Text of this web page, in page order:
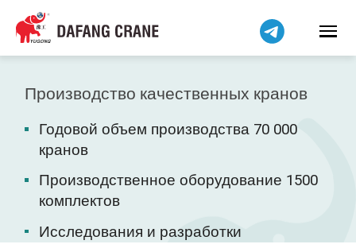
Производство качественных кранов
Годовой объем производства 70 000
кранов
Производственное оборудование 1500
комплектов
Исследования и разработки
Bahasa Indonesia
Bahasa Melayu
Tiếng Việt
简体中文
فارسی
Pilipino
اردو
Українська
Čeština